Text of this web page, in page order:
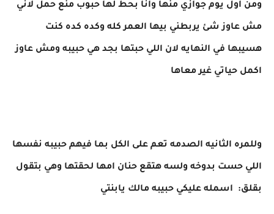
ومن اول يوم جوازي منها وانا بحط لها حبوب منع حمل لاني
مش عاوز شئ يربطني بيها العمر كله وكده كده كنت
هسيبها في النهايه لان اللي حبتها بجد هي حبيبه ومش عاوز
اكمل حياتي غير معاها
وللمره الثانيه الصدمه تعم على الكل بما فيهم حبيبه نفسها
اللي حست بدوخه ولسه هتقع حنان امها لحقتها وهي بتقول
بقلق: اسمله عليكي حبيبه مالك يابنتي